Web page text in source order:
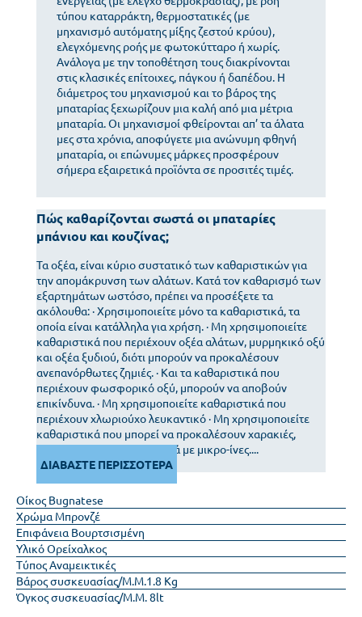
τύπου καταρράκτη, θερμοστατικές (με
μηχανισμό αυτόματης μίξης ζεστού κρύου),
ελεγχόμενης ροής με φωτοκύτταρο ή χωρίς.
Ανάλογα με την τοποθέτηση τους διακρίνονται
στις κλασικές επίτοιχες, πάγκου ή δαπέδου. Η
διάμετρος του μηχανισμού και το βάρος της
μπαταρίας ξεχωρίζουν μια καλή από μια μέτρια
μπαταρία. Οι μηχανισμοί φθείρονται απ’ τα άλατα
μες στα χρόνια, αποφύγετε μια ανώνυμη φθηνή
μπαταρία, οι επώνυμες μάρκες προσφέρουν
σήμερα εξαιρετικά προϊόντα σε προσιτές τιμές.
Πώς καθαρίζονται σωστά οι μπαταρίες
μπάνιου και κουζίνας;
Τα οξέα, είναι κύριο συστατικό των καθαριστικών για
την απομάκρυνση των αλάτων. Κατά τον καθαρισμό των
εξαρτημάτων ωστόσο, πρέπει να προσέξετε τα
ακόλουθα: · Χρησιμοποιείτε μόνο τα καθαριστικά, τα
οποία είναι κατάλληλα για χρήση. · Μη χρησιμοποιείτε
καθαριστικά που περιέχουν οξέα αλάτων, μυρμηκικό οξύ
και οξέα ξυδιού, διότι μπορούν να προκαλέσουν
ανεπανόρθωτες ζημιές. · Και τα καθαριστικά που
περιέχουν φωσφορικό οξύ, μπορούν να αποβούν
επικίνδυνα. · Μη χρησιμοποιείτε καθαριστικά που
περιέχουν χλωριούχο λευκαντικό · Μη χρησιμοποιείτε
καθαριστικά που μπορεί να προκαλέσουν χαρακιές,
σκληρά σφουγγάρια ή πανιά με μικρο-ίνες....
ΔΙΑΒΑΣΤΕ ΠΕΡΙΣΣΟΤΕΡΑ
Οίκος Bugnatese
Χρώμα Μπρονζέ
Επιφάνεια Βουρτσισμένη
ΥλικόΟρείχαλκος
ΤύποςΑναμεικτικές
Βάρος συσκευασίας/Μ.Μ.1.8 Kg
Όγκος συσκευασίας/Μ.Μ.8lt